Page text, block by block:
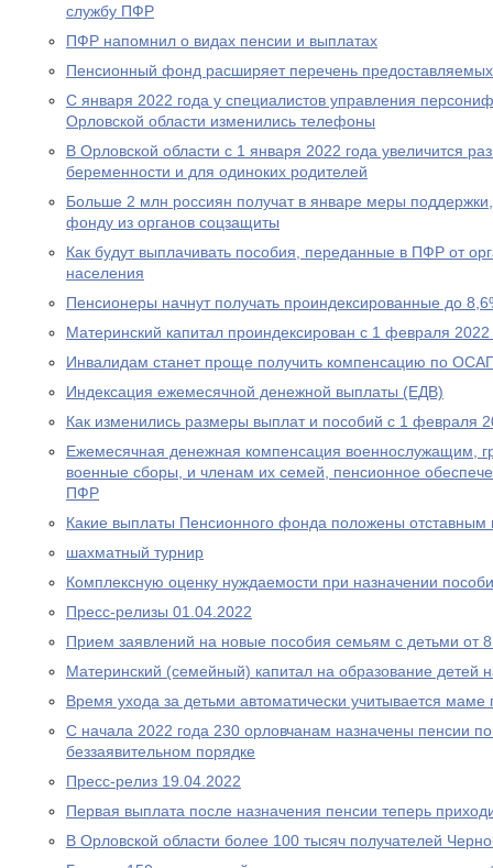
службу ПФР
ПФР напомнил о видах пенсии и выплатах
Пенсионный фонд расширяет перечень
С января 2022 года у специалистов управления
Орловской области изменились телефоны
В Орловской области с 1 января 2022 года увеличится
беременности и для одиноких родителей
Больше 2 млн россиян получат в январе меры
фонду из органов соцзащиты
Как будут выплачивать пособия, переданные в ПФР от
населения
Пенсионеры начнут получать проиндексированные до
Материнский капитал проиндексирован с 1 февраля 2022
Инвалидам станет проще получить компенсацию по
Индексация ежемесячной денежной выплаты (ЕДВ)
Как изменились размеры выплат и пособий с 1 февраля
Ежемесячная денежная компенсация военнослужащим,
военные сборы, и членам их семей, пенсионное
ПФР
Какие выплаты Пенсионного фонда положены
шахматный турнир
Комплексную оценку нуждаемости при назначении
Пресс-релизы 01.04.2022
Прием заявлений на новые пособия семьям с детьми от
Материнский (семейный) капитал на образование детей
Время ухода за детьми автоматически учитывается
С начала 2022 года 230 орловчанам назначены пенсии
беззаявительном порядке
Пресс-релиз 19.04.2022
Первая выплата после назначения пенсии теперь
В Орловской области более 100 тысяч получателей